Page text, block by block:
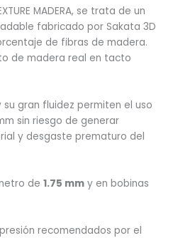
MADERA, se trata de un
fabricado por Sakata 3D
de fibras de madera.
de madera real en tacto
su gran fluidez permiten el uso
sin riesgo de generar
y desgaste prematuro del
de 1.75 mm y en bobinas
recomendados por el